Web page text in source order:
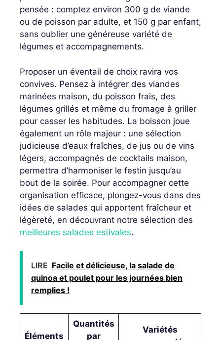
pensée : comptez environ 300 g de viande
ou de poisson par adulte, et 150 g par enfant,
sans oublier une généreuse variété de
légumes et accompagnements.
Proposer un éventail de choix ravira vos
convives. Pensez à intégrer des viandes
marinées maison, du poisson frais, des
légumes grillés et même du fromage à griller
pour casser les habitudes. La boisson joue
également un rôle majeur : une sélection
judicieuse d’eaux fraîches, de jus ou de vins
légers, accompagnés de cocktails maison,
permettra d’harmoniser le festin jusqu’au
bout de la soirée. Pour accompagner cette
organisation efficace, plongez-vous dans des
idées de salades qui apportent fraîcheur et
légèreté, en découvrant notre sélection des
meilleures salades estivales.
LIRE Facile et délicieuse, la salade de
quinoa et poulet pour les journées bien
remplies !
Éléments
Quantités
par
Variétés